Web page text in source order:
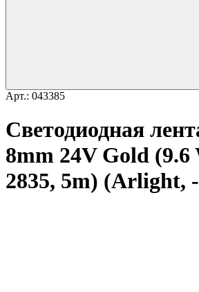
Арт.: 043385
Светодиодная
8mm 24V Gold (9.6
2835, 5m) (Arlight,